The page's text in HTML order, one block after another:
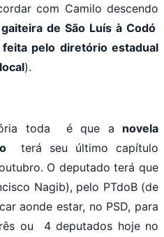
com Camilo descendo
de São Luís à Codó
pelo diretório estadual
).
toda é que a novela
terá seu último capítulo
O deputado terá que
Nagib), pelo PTdoB (de
aonde estar, no PSD, para
ou 4 deputados hoje no